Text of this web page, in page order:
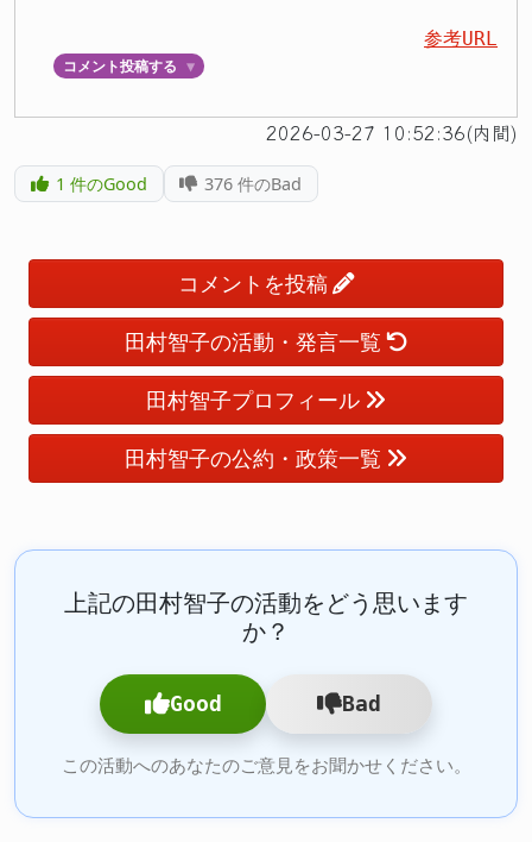
参考URL
コメント投稿する ▼
2026-03-27 10:52:36(内間)
1 件のGood 376 件のBad
コメントを投稿
田村智子の活動・発言一覧
田村智子プロフィール
田村智子の公約・政策一覧
上記の田村智子の活動をどう思います
か？
Good Bad
この活動へのあなたのご意見をお聞かせください。